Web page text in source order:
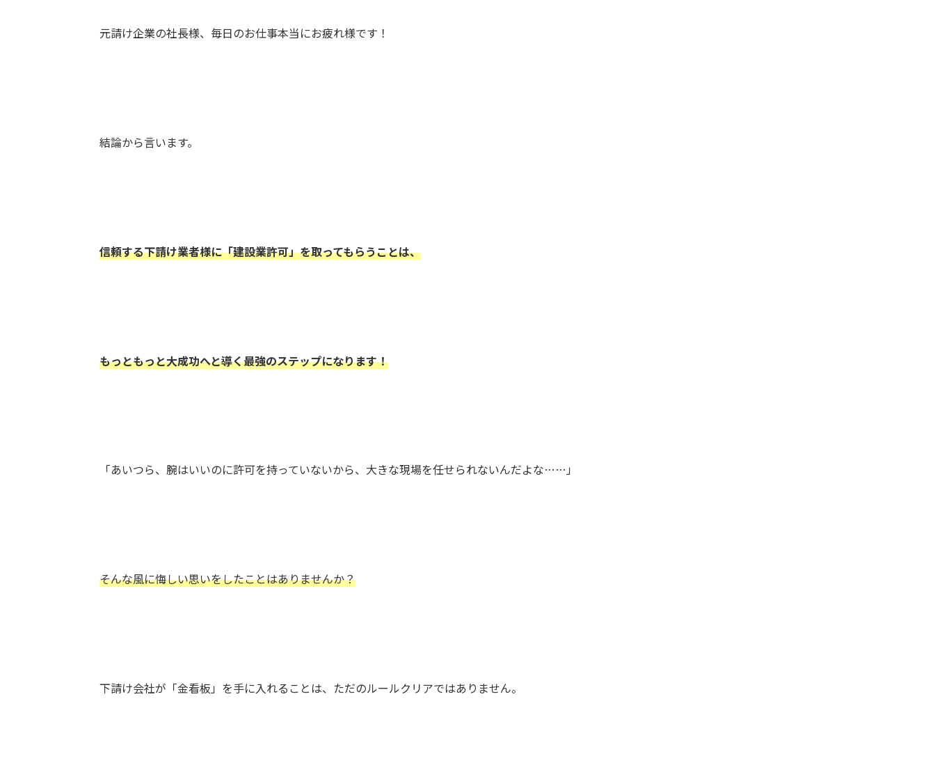
元請け企業の社長様、毎日のお仕事本当にお疲れ様です！
結論から言います。
信頼する下請け業者様に「建設業許可」を取ってもらうことは、
もっともっと大成功へと導く最強のステップになります！
「あいつら、腕はいいのに許可を持っていないから、大きな現場を任せられないんだよな……」
そんな風に悔しい思いをしたことはありませんか？
下請け会社が「金看板」を手に入れることは、ただのルールクリアではありません。